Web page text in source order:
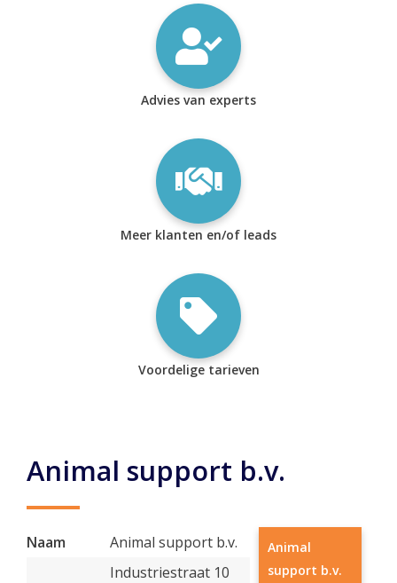
Advies van experts
Meer klanten en/of leads
Voordelige tarieven
Animal support b.v.
Naam Animal support b.v.
Industriestraat 10
Animal
support b.v.